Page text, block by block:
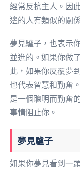
經常反抗主人。因
邊的人有類似的關
夢見驢子，也表示
並進的。如果你做
此，如果你反覆夢
也代表智慧和勤奮
是一個聰明而勤奮
事情阻止你。
夢見驢子
如果你夢見看到一